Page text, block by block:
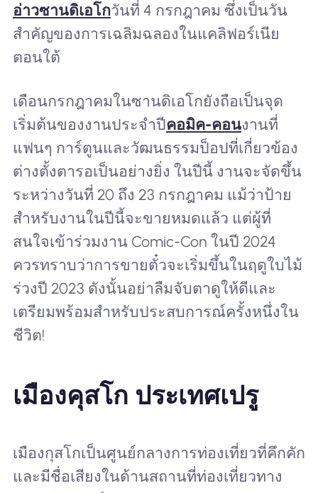
อ่าวซานดิเอโกวันที่ 4 กรกฎาคม ซึ่งเป็นวัน
สำคัญของการเฉลิมฉลองในแคลิฟอร์เนีย
ตอนใต้
เดือนกรกฎาคมในซานดิเอโกยังถือเป็นจุด
เริ่มต้นของงานประจำปีคอมิค-คอนงานที่
แฟนๆ การ์ตูนและวัฒนธรรมป็อปที่เกี่ยวข้อง
ต่างตั้งตารอเป็นอย่างยิ่ง ในปีนี้ งานจะจัดขึ้น
ระหว่างวันที่ 20 ถึง 23 กรกฎาคม แม้ว่าป้าย
สำหรับงานในปีนี้จะขายหมดแล้ว แต่ผู้ที่
สนใจเข้าร่วมงาน Comic-Con ในปี 2024
ควรทราบว่าการขายตั๋วจะเริ่มขึ้นในฤดูใบไม้
ร่วงปี 2023 ดังนั้นอย่าลืมจับตาดูให้ดีและ
เตรียมพร้อมสำหรับประสบการณ์ครั้งหนึ่งใน
ชีวิต!
เมืองคุสโก ประเทศเปรู
เมืองกุสโกเป็นศูนย์กลางการท่องเที่ยวที่คึกคัก
และมีชื่อเสียงในด้านสถานที่ท่องเที่ยวทาง